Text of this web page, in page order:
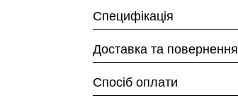
Специфікація
Доставка та повернення
Спосіб оплати